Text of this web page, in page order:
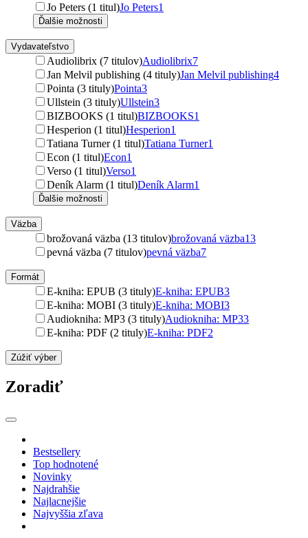
Jo Peters (1 titul)Jo Peters1
Ďalšie možnosti
Vydavateľstvo
Audiolibrix (7 titulov)Audiolibrix7
Jan Melvil publishing (4 tituly)Jan Melvil publishing4
Pointa (3 tituly)Pointa3
Ullstein (3 tituly)Ullstein3
BIZBOOKS (1 titul)BIZBOOKS1
Hesperion (1 titul)Hesperion1
Tatiana Turner (1 titul)Tatiana Turner1
Econ (1 titul)Econ1
Verso (1 titul)Verso1
Deník Alarm (1 titul)Deník Alarm1
Ďalšie možnosti
Väzba
brožovaná väzba (13 titulov)brožovaná väzba13
pevná väzba (7 titulov)pevná väzba7
Formát
E-kniha: EPUB (3 tituly)E-kniha: EPUB3
E-kniha: MOBI (3 tituly)E-kniha: MOBI3
Audiokniha: MP3 (3 tituly)Audiokniha: MP33
E-kniha: PDF (2 tituly)E-kniha: PDF2
Zúžiť výber
Zoradiť
Bestsellery
Top hodnotené
Novinky
Najdrahšie
Najlacnejšie
Najvyššia zľava